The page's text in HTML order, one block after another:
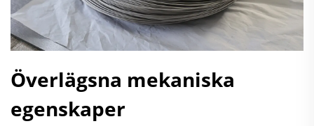
Överlägsna mekaniska
egenskaper